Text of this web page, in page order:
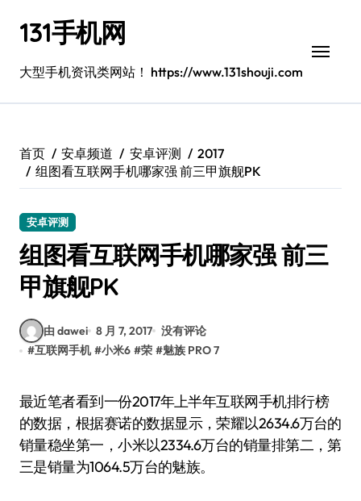
131手机网
大型手机资讯类网站！ https://www.131shouji.com
首页 安卓频道 安卓评测
2017
组图看互联网手机哪家强 前三甲旗舰PK
安卓评测
组图看互联网手机哪家强 前三
甲旗舰PK
由 dawei 8 月 7, 2017 没有评论
#互联网手机 #小米6 #荣 #魅族 PRO 7
最近笔者看到一份2017年上半年互联网手机排行榜
的数据，根据赛诺的数据显示，荣耀以2634.6万台的
销量稳坐第一，小米以2334.6万台的销量排第二，第
三是销量为1064.5万台的魅族。